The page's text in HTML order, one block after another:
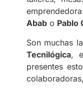
Ababo Pablo
Son muchas
Tecnilógica,
presentes